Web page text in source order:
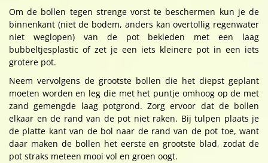
Om de bollen tegen strenge vorst te beschermen kun je de
binnenkant (niet de bodem, anders kan overtollig regenwater
niet weglopen) van de pot bekleden met een laag
bubbeltjesplastic of zet je een iets kleinere pot in een iets
grotere pot.
Neem vervolgens de grootste bollen die het diepst geplant
moeten worden en leg die met het puntje omhoog op de met
zand gemengde laag potgrond. Zorg ervoor dat de bollen
elkaar en de rand van de pot niet raken. Bij tulpen plaats je
de platte kant van de bol naar de rand van de pot toe, want
daar maken de bollen het eerste en grootste blad, zodat de
pot straks meteen mooi vol en groen oogt.